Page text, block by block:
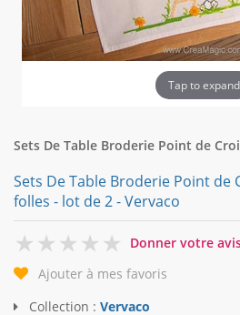
Tap to expand
Sets De Table Broderie Point de
Sets De Table Broderie Point de
folles - lot de 2 - Vervaco
0
Donner votre
Ajouter à mes favoris
Collection : Vervaco